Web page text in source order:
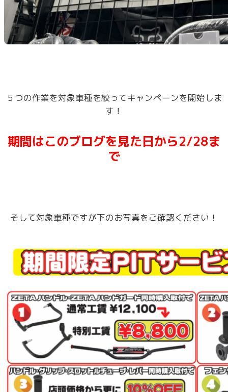
５つの作業を対象車種を絞ってキャンペーンを開始しま
す！
期間はこのブログを見た日から2/28ま
で
そして対象車種ですが下のお写真をご確認ください！